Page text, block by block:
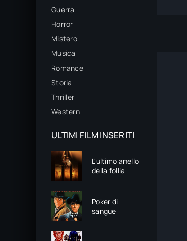
Guerra
Horror
Mistero
Musica
Romance
Storia
Thriller
Western
ULTIMI FILM INSERITI
L'ultimo anello
della follia
Poker di
sangue